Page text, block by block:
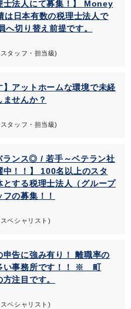
士法人にて募集！】 Money
日本有数の税理士法人で
切り替え前提です。
タッフ・担当級)
】アットホームな環境で未経
せんか？
タッフ・担当級)
ランス◎ / 若手～ベテラン社
！！】 100名以上のスタ
する税理士法人（グループ
の募集！！
ペシャリスト)
告に強み有り！ 離職率の
い事務所です！！ ※ 町
注目です。
ペシャリスト)